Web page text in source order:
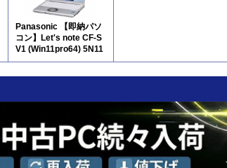
Panasonic 【即納パソ
コン】Let's note CF-S
V1 (Win11pro64) 5N11